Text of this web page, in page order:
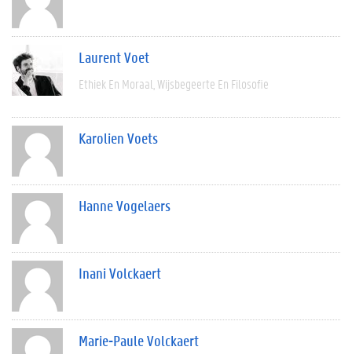
Laurent Voet
Ethiek En Moraal Wijsbegeerte En Filosofie
Karolien Voets
Hanne Vogelaers
Inani Volckaert
Marie-Paule Volckaert